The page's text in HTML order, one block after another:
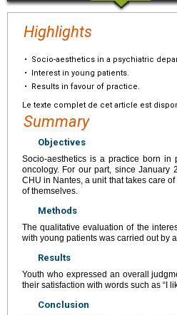
Highlights
•
Socio-aesthetics in a psychiatric
•
Interest in young patients.
•
Results in favour of practice.
Le texte complet de cet article est
Summary
Objectives
Socio-aesthetics is a practice born
oncology. For our part, since January
CHU in Nantes, a unit that takes care
of themselves.
Methods
The qualitative evaluation of the
with young patients was carried out by
Results
Youth who expressed an overall
their satisfaction with words such as “I
Conclusion